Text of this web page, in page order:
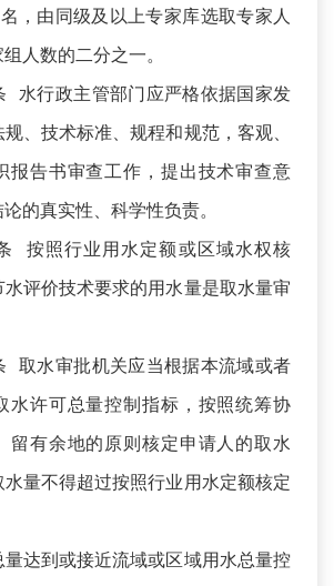
，由同级及以上专家库选取专家人
人数的二分之一。
行政主管部门应严格依据国家发
、技术标准、规程和规范，客观、
报告书审查工作，提出技术审查意
的真实性、科学性负责。
照行业用水定额或区域水权核
评价技术要求的用水量是取水量审
水审批机关应当根据本流域或者
水许可总量控制指标，按照统筹协
留有余地的原则核定申请人的取水
量不得超过按照行业用水定额核定
到或接近流域或区域用水总量控